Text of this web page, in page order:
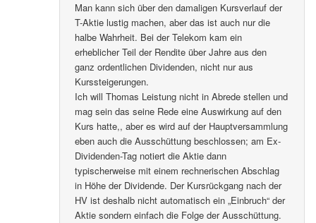
Man kann sich über den damaligen Kursverlauf der
T-Aktie lustig machen, aber das ist auch nur die
halbe Wahrheit. Bei der Telekom kam ein
erheblicher Teil der Rendite über Jahre aus den
ganz ordentlichen Dividenden, nicht nur aus
Kurssteigerungen.
Ich will Thomas Leistung nicht in Abrede stellen und
mag sein das seine Rede eine Auswirkung auf den
Kurs hatte,, aber es wird auf der Hauptversammlung
eben auch die Ausschüttung beschlossen; am Ex-
Dividenden-Tag notiert die Aktie dann
typischerweise mit einem rechnerischen Abschlag
in Höhe der Dividende. Der Kursrückgang nach der
HV ist deshalb nicht automatisch ein „Einbruch“ der
Aktie sondern einfach die Folge der Ausschüttung.